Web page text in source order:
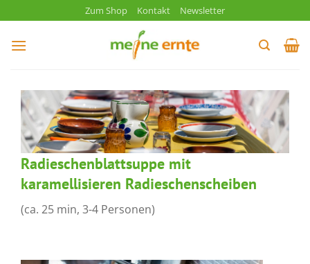
Inhalt
springen
Zum Shop Kontakt Newsletter
Radieschenblattsuppe mit
karamellisieren Radieschenscheiben
(ca. 25 min, 3-4 Personen)